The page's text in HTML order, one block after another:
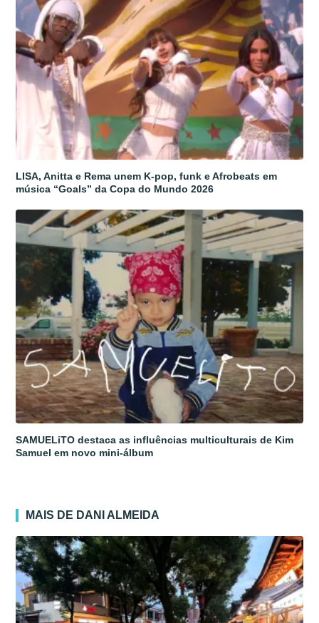
LISA, Anitta e Rema unem K-pop, funk e Afrobeats em
música “Goals” da Copa do Mundo 2026
SAMUELiTO destaca as influências multiculturais de Kim
Samuel em novo mini-álbum
MAIS DE DANI ALMEIDA